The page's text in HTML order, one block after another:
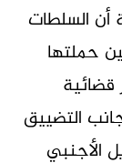
أن السلطات
حملتها
قضائية
التضييق
الأجنبي